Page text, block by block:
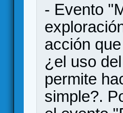
- Evento
acción
¿el uso
permite
simple?.